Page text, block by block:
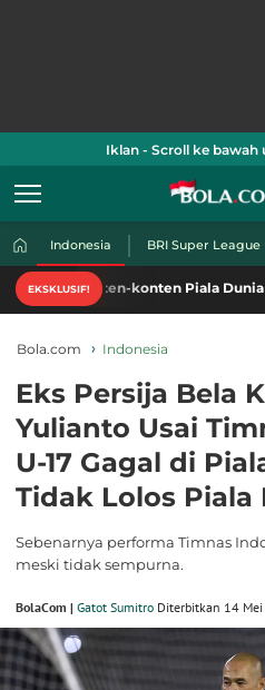
Iklan - Scroll ke
Indonesia BRI Super League
EKSKLUSIF!
konten Piala Dunia 2026 racikan
Bola.com Indonesia
Eks Persija Bela
Yulianto Usai
U-17 Gagal di
Tidak Lolos Piala
Sebenarnya performa Timnas
meski tidak sempurna.
BolaCom | Gatot Sumitro Diterbitkan 14